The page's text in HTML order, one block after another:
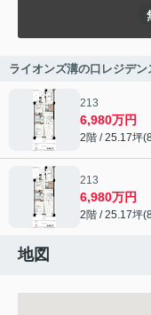
ライオンズ溝の口レジデ
213
6,980万円
2階 / 25.17坪
213
6,980万円
2階 / 25.17坪
地図